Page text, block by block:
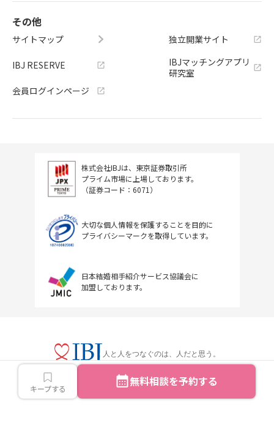
キープする 無料相談を予約する
その他
サイトマップ
IBJ RESERVE
会員ログインページ
独立開業サイト
IBJマッチングアプリ
研究室
株式会社IBJは、東京証券取引所
プライム市場に上場しております。
（証券コード：6071）
大切な個人情報を保護することを目的に
プライバシーマークを取得しています。
日本結婚相手紹介サービス協議会に
加盟しております。
人と人をつなぐのは、人だと思う。